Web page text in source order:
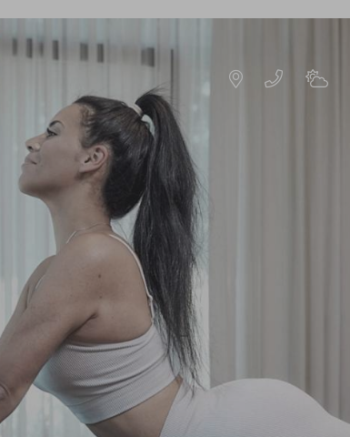
HOTELRESORT
IMPRESSIONEN
GESCHICHTE & GASTGEBER
NACHHALTIGKEIT